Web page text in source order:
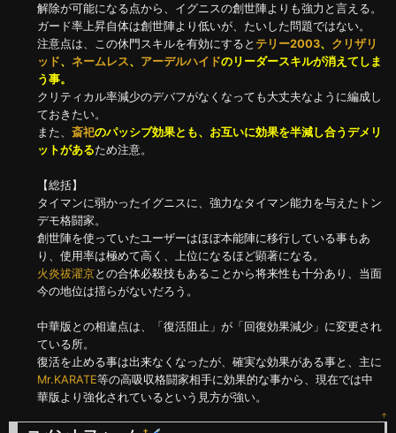
解除が可能になる点から、イグニスの創世陣よりも強力と言える。
ガード率上昇自体は創世陣より低いが、たいした問題ではない。
注意点は、この休門スキルを有効にすると テリー2003、 クリザリ
ッド、 ネームレス、 アーデルハイドのリーダースキルが消えてしま
う事。
クリティカル率減少のデバフがなくなっても大丈夫なように編成し
ておきたい。
また、 斎祀のパッシブ効果とも、お互いに効果を半減し合うデメリ
ットがあるため注意。
【総括】
タイマンに弱かったイグニスに、強力なタイマン能力を与えたトン
デモ格闘家。
創世陣を使っていたユーザーはほぼ本能陣に移行している事もあ
り、使用率は極めて高く、上位になるほど顕著になる。
火炎祓濯京との合体必殺技もあることから将来性も十分あり、当面
今の地位は揺らがないだろう。
中華版との相違点は、「復活阻止」が「回復効果減少」に変更され
ている所。
復活を止める事は出来なくなったが、確実な効果がある事と、主に
Mr.KARATE等の高吸収格闘家相手に効果的な事から、現在では中
華版より強化されているという見方が強い。
↑